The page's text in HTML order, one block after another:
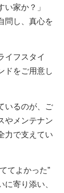
家か？」
問し、真心を
イフスタイ
ドをご用意し
いるのが、ご
やメンテナン
力で支えてい
てよかった”
寄り添い、